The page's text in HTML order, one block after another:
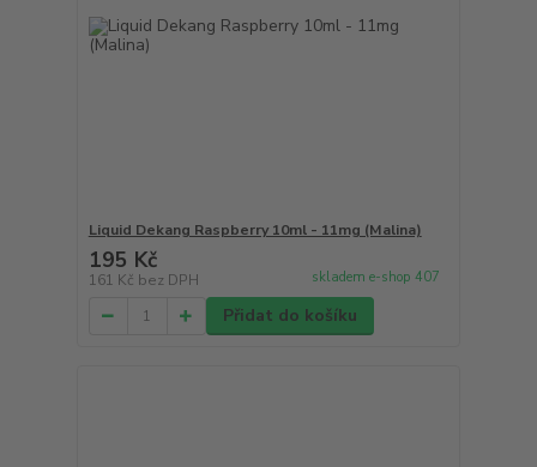
Liquid Dekang Raspberry 10ml - 11mg (Malina)
195 Kč
161 Kč bez DPH skladem e-shop 407
Přidat do košíku